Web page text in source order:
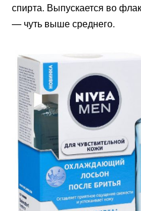
спирта. Выпускается во
— чуть выше среднего.